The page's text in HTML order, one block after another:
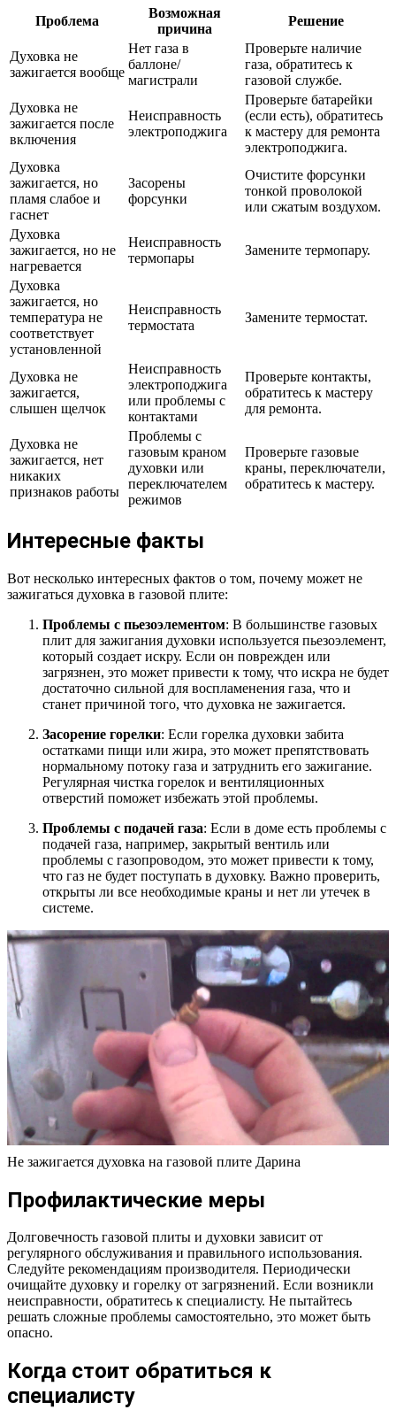
Проблема
Возможная
причина
Решение
Духовка не
зажигается вообще
Нет газа в
баллоне/
магистрали
Проверьте наличие
газа, обратитесь к
газовой службе.
Духовка не
зажигается после
включения
Неисправность
электроподжига
Проверьте батарейки
(если есть), обратитесь
к мастеру для ремонта
электроподжига.
Духовка
зажигается, но
пламя слабое и
гаснет
Засорены
форсунки
Очистите форсунки
тонкой проволокой
или сжатым воздухом.
Духовка
зажигается, но не
нагревается
Неисправность
термопары
Замените термопару.
Духовка
зажигается, но
температура не
соответствует
установленной
Неисправность
термостата
Замените термостат.
Духовка не
зажигается,
слышен щелчок
Неисправность
электроподжига
или проблемы с
контактами
Проверьте контакты,
обратитесь к мастеру
для ремонта.
Духовка не
зажигается, нет
никаких
признаков работы
Проблемы с
газовым краном
духовки или
переключателем
режимов
Проверьте газовые
краны, переключатели,
обратитесь к мастеру.
Интересные факты
Вот несколько интересных фактов о том, почему может не
зажигаться духовка в газовой плите:
Проблемы с пьезоэлементом: В большинстве газовых
плит для зажигания духовки используется пьезоэлемент,
который создает искру. Если он поврежден или
загрязнен, это может привести к тому, что искра не будет
достаточно сильной для воспламенения газа, что и
станет причиной того, что духовка не зажигается.
Засорение горелки: Если горелка духовки забита
остатками пищи или жира, это может препятствовать
нормальному потоку газа и затруднить его зажигание.
Регулярная чистка горелок и вентиляционных
отверстий поможет избежать этой проблемы.
Проблемы с подачей газа: Если в доме есть проблемы с
подачей газа, например, закрытый вентиль или
проблемы с газопроводом, это может привести к тому,
что газ не будет поступать в духовку. Важно проверить,
открыты ли все необходимые краны и нет ли утечек в
системе.
Не зажигается духовка на газовой плите Дарина
Профилактические меры
Долговечность газовой плиты и духовки зависит от
регулярного обслуживания и правильного использования.
Следуйте рекомендациям производителя. Периодически
очищайте духовку и горелку от загрязнений. Если возникли
неисправности, обратитесь к специалисту. Не пытайтесь
решать сложные проблемы самостоятельно, это может быть
опасно.
Когда стоит обратиться к
специалисту